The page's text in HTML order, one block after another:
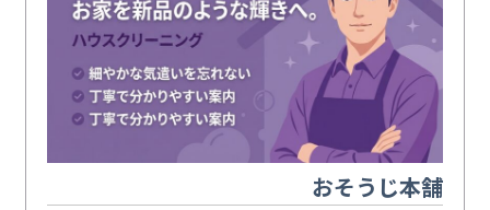
おそうじ本舗